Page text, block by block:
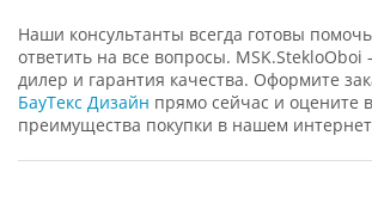
Наши консультанты всегда готовы
ответить на все вопросы.
дилер и гарантия качества. Оформите
БауТекс Дизайн прямо сейчас и оцените
преимущества покупки в нашем